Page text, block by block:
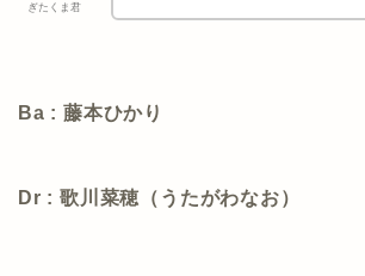
ぎたくま君
Ba : 藤本ひかり
Dr : 歌川菜穂（うたがわなお）